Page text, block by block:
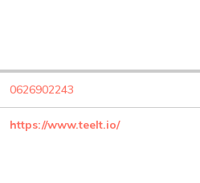
0626902243
https://www.teelt.io/